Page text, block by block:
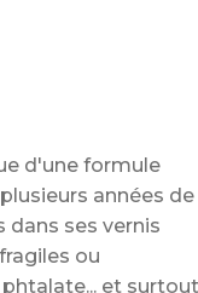
d'une formule
années de
dans ses vernis
ou
et